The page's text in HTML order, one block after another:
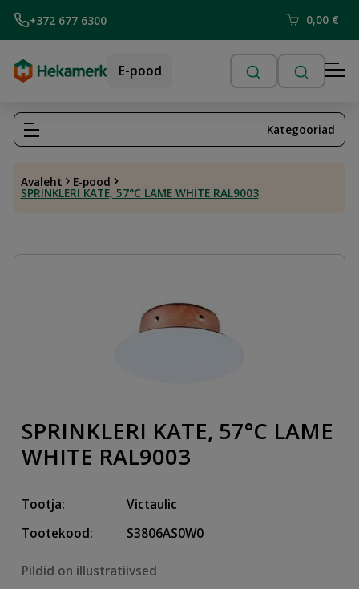
+372 677 6300 0,00 €
E-pood
Avaleht E-pood
SPRINKLERI KATE, 57°C LAME WHITE RAL9003
Kategooriad
SPRINKLERI KATE, 57°C LAME
WHITE RAL9003
Tootja:
Victaulic
Tootekood:
S3806AS0W0
Pildid on illustratiivsed